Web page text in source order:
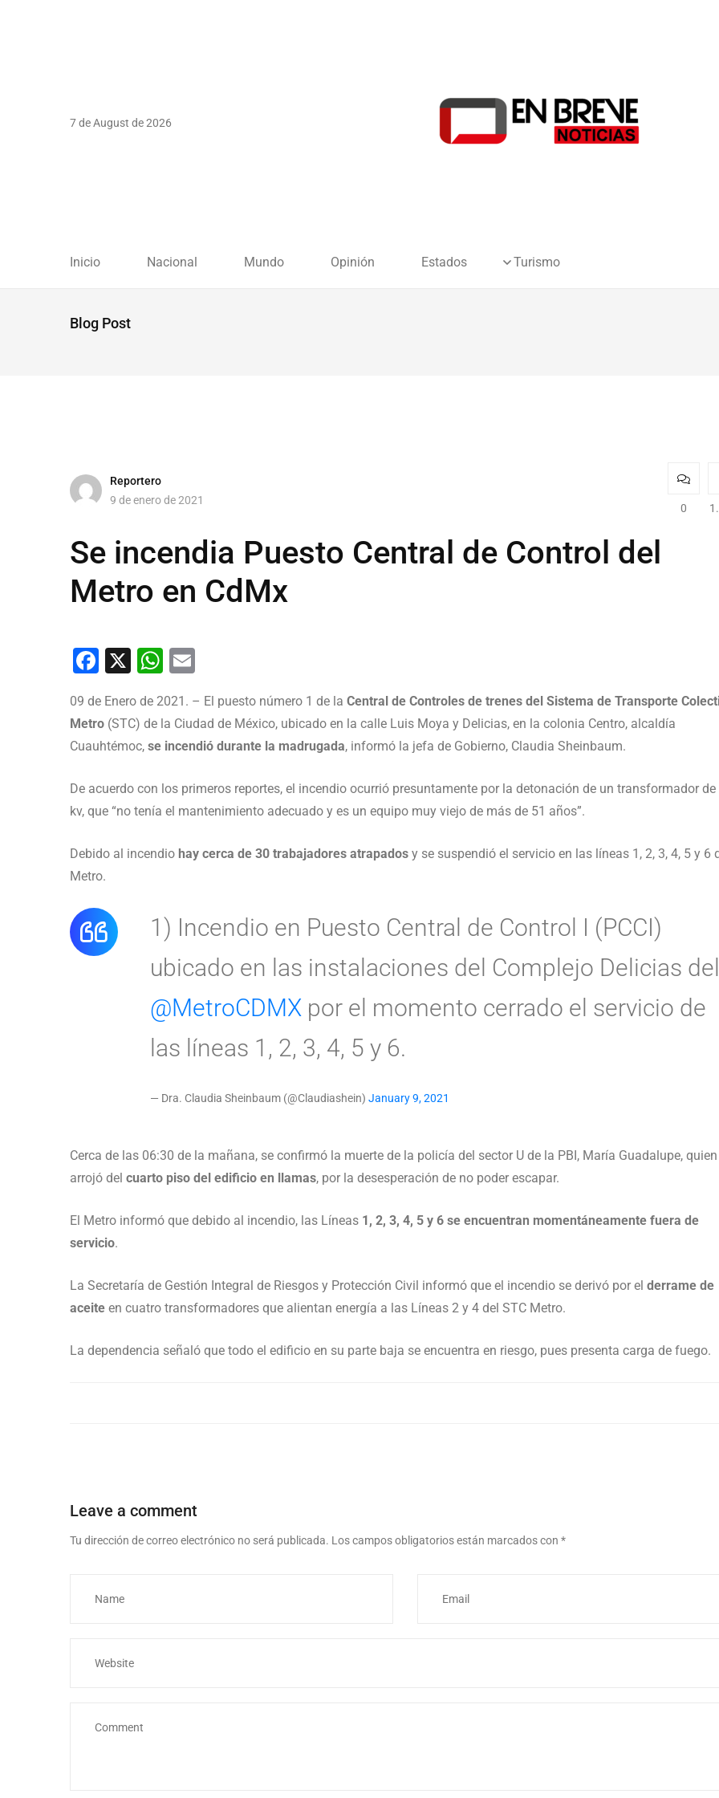
7 de August de 2026
Inicio Nacional Mundo Opinión Estados Turismo
Blog Post
Reportero
9 de enero de 2021
0
Se incendia Puesto Central de Control del
Metro en CdMx
Facebook
X WhatsApp
09 de Enero de 2021. – El puesto número 1 de la Central de Controles de trenes del Sistema de Transporte
Metro (STC) de la Ciudad de México, ubicado en la calle Luis Moya y Delicias, en la colonia Centro, alcaldía
Cuauhtémoc, se incendió durante la madrugada, informó la jefa de Gobierno, Claudia Sheinbaum.
De acuerdo con los primeros reportes, el incendio ocurrió presuntamente por la detonación de un transformador de
kv, que “no tenía el mantenimiento adecuado y es un equipo muy viejo de más de 51 años”.
Debido al incendio hay cerca de 30 trabajadores atrapados y se suspendió el servicio en las líneas 1, 2, 3, 4, 5 y 6
Metro.
1) Incendio en Puesto Central de Control I (PCCI)
ubicado en las instalaciones del Complejo Delicias del
@MetroCDMX por el momento cerrado el servicio de
las líneas 1, 2, 3, 4, 5 y 6.
— Dra. Claudia Sheinbaum (@Claudiashein) January 9, 2021
Cerca de las 06:30 de la mañana, se confirmó la muerte de la policía del sector U de la PBI, María Guadalupe,
arrojó del cuarto piso del edificio en llamas, por la desesperación de no poder escapar.
El Metro informó que debido al incendio, las Líneas 1, 2, 3, 4, 5 y 6 se encuentran momentáneamente fuera de
servicio.
La Secretaría de Gestión Integral de Riesgos y Protección Civil informó que el incendio se derivó por el derrame de
aceite en cuatro transformadores que alientan energía a las Líneas 2 y 4 del STC Metro.
La dependencia señaló que todo el edificio en su parte baja se encuentra en riesgo, pues presenta carga de fuego.
Leave a comment
Tu dirección de correo electrónico no será publicada. Los campos obligatorios están marcados con *